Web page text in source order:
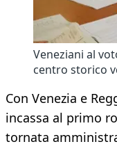
Veneziani al
centro storico
Con Venezia e
incassa al primo
tornata